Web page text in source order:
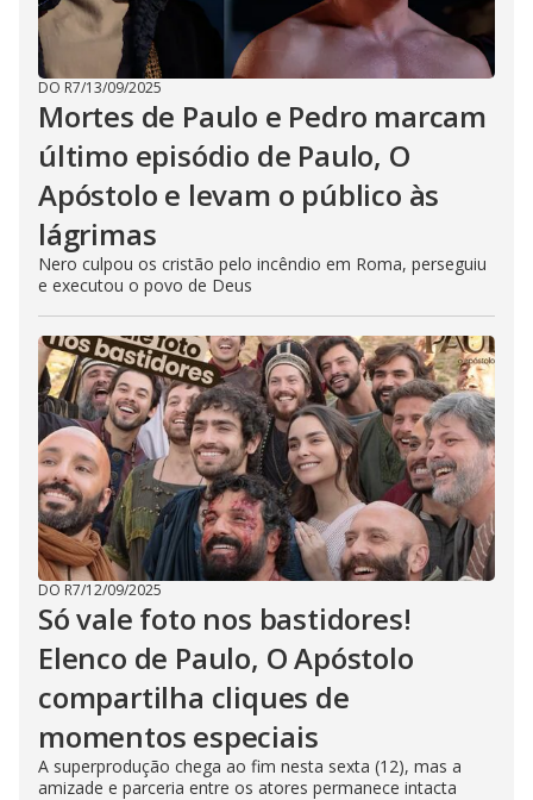
DO R7/13/09/2025
Mortes de Paulo e Pedro marcam
último episódio de Paulo, O
Apóstolo e levam o público às
lágrimas
Nero culpou os cristão pelo incêndio em Roma, perseguiu
e executou o povo de Deus
DO R7/12/09/2025
Só vale foto nos bastidores!
Elenco de Paulo, O Apóstolo
compartilha cliques de
momentos especiais
A superprodução chega ao fim nesta sexta (12), mas a
amizade e parceria entre os atores permanece intacta